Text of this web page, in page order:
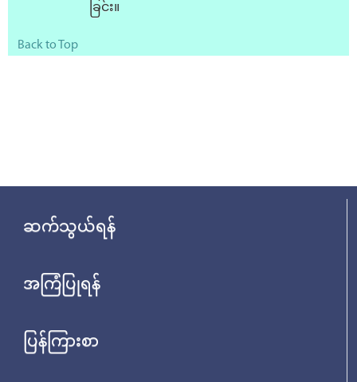
ခြင်း။
Back to Top
ဆက်သွယ်ရန်
အကြံပြုရန်
ပြန်ကြားစာ